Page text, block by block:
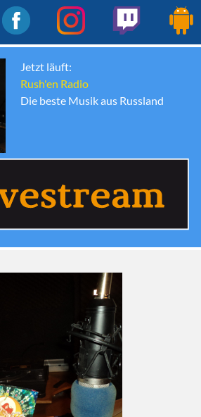
Jetzt läuft:
Rush'en Radio
Die beste Musik aus Russland